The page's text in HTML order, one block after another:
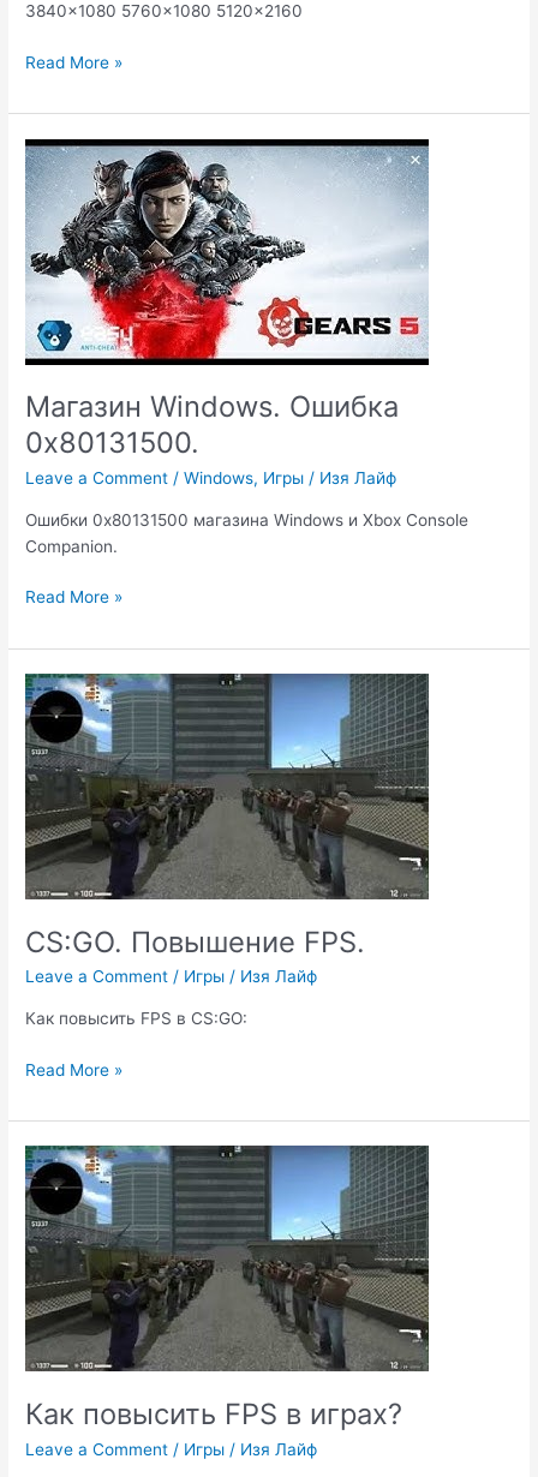
3840×1080 5760×1080 5120×2160
Detroit
Human
на
широком
экране.
Read More »
Магазин Windows. Ошибка
0x80131500.
Leave a Comment /Windows, Игры / Изя Лайф
Ошибки 0x80131500 магазина Windows и Xbox Console
Companion.
Магазин
Ошибка
0x80131500.
Read More »
CS:GO. Повышение FPS.
Leave a Comment / Игры / Изя Лайф
Как повысить FPS в CS:GO:
CS:GO.
FPS.
Read More »
Как повысить FPS в играх?
Leave a Comment / Игры / Изя Лайф